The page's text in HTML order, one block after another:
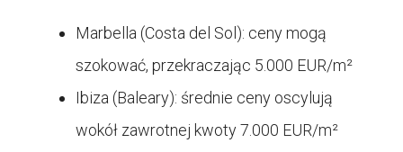
Marbella (Costa del Sol): ceny mogą
szokować, przekraczając 5.000 EUR/m²
Ibiza (Baleary): średnie ceny oscylują
wokół zawrotnej kwoty 7.000 EUR/m²